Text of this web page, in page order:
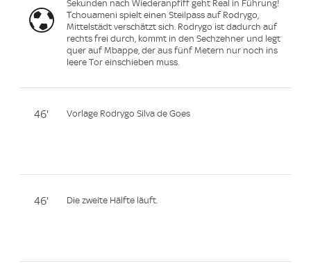
Sekunden nach Wiederanpfiff geht Real in Führung!
Tchouameni spielt einen Steilpass auf Rodrygo,
Mittelstädt verschätzt sich. Rodrygo ist dadurch auf
rechts frei durch, kommt in den Sechzehner und legt
quer auf Mbappe, der aus fünf Metern nur noch ins
leere Tor einschieben muss.
46' Vorlage Rodrygo Silva de Goes
46' Die zweite Hälfte läuft.